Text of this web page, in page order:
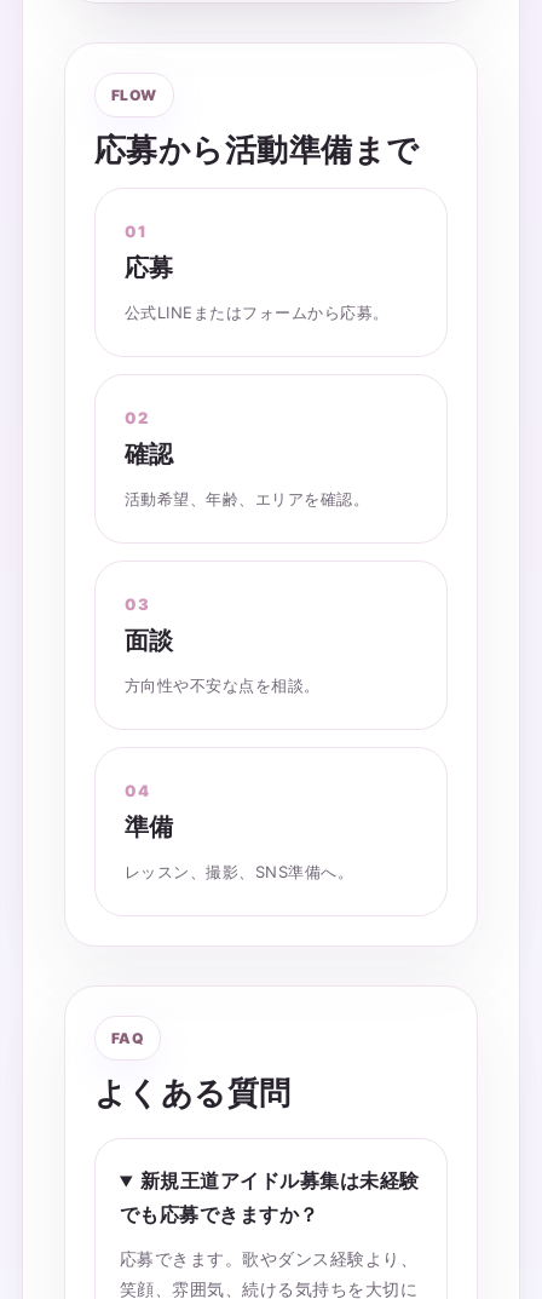
FLOW
応募から活動準備まで
応募
公式LINEまたはフォームから応募。
確認
活動希望、年齢、エリアを確認。
面談
方向性や不安な点を相談。
準備
レッスン、撮影、SNS準備へ。
FAQ
よくある質問
新規王道アイドル募集は未経験
でも応募できますか？
応募できます。歌やダンス経験より、
笑顔、雰囲気、続ける気持ちを大切に